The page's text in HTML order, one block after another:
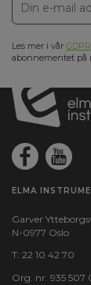
Les mer i vår
abonnementet på
ELMA
Garver
N-0977 Oslo
T: 22 10 42 70
Org. nr. 935 507